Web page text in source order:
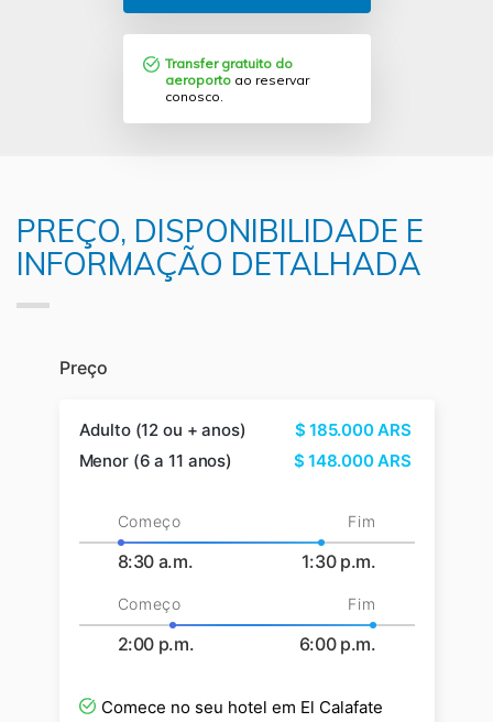
Transfer gratuito do
aeroporto ao reservar
conosco.
PREÇO, DISPONIBILIDADE E
INFORMAÇÃO DETALHADA
Preço
Adulto (12 ou + anos) $ 185.000ARS
Menor (6 a 11 anos)
$ 148.000ARS
Começo Fim
8:30 a.m. 1:30 p.m.
Começo Fim
2:00 p.m. 6:00 p.m.
Comece no seu hotel em El Calafate